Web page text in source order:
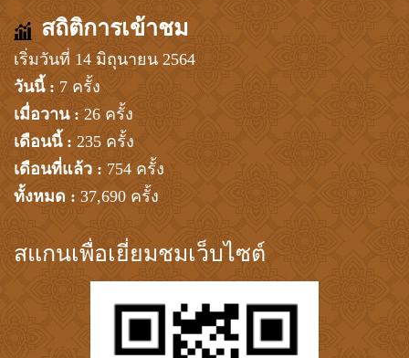
สถิติการเข้าชม
เริ่มวันที่ 14 มิถุนายน 2564
วันนี้ : 7 ครั้ง
เมื่อวาน : 26 ครั้ง
เดือนนี้ : 235 ครั้ง
เดือนที่แล้ว : 754 ครั้ง
ทั้งหมด : 37,690 ครั้ง
สแกนเพื่อเยี่ยมชมเว็บไซต์